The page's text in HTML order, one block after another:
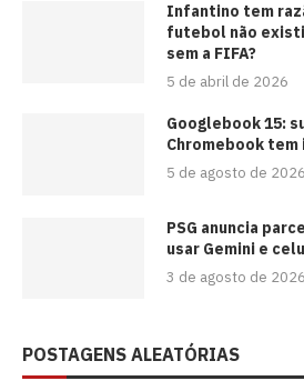
⁠Infantino tem
futebol não
sem a FIFA?
5 de abril de 2026
Googlebook 15:
Chromebook tem
5 de agosto de 2026
PSG anuncia
usar Gemini e
3 de agosto de 2026
POSTAGENS ALEATÓRIAS